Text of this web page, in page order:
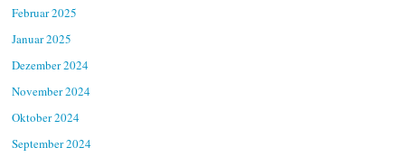
Februar 2025
Januar 2025
Dezember 2024
November 2024
Oktober 2024
September 2024